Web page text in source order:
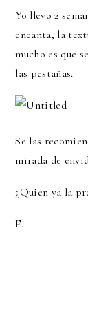
Yo llevo 2
encanta, la
mucho es que
las pestañas.
Se las
mirada de
¿Quien ya la
F.